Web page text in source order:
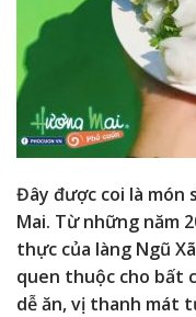
Đây được coi là món
Mai. Từ những năm
thực của làng Ngũ
quen thuộc cho bất
dễ ăn, vị thanh mát